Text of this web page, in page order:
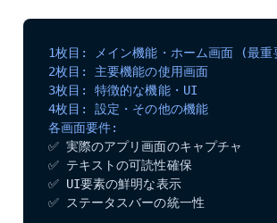
1枚目: メイン機能・ホーム画面 (最重
2枚目: 主要機能の使用画面
3枚目: 特徴的な機能・UI
4枚目: 設定・その他の機能
各画面要件:
✅ 実際のアプリ画面のキャプチャ
✅ テキストの可読性確保
✅ UI要素の鮮明な表示
✅ ステータスバーの統一性